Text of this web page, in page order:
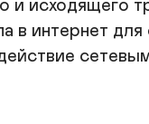
и исходящего
в интернет для